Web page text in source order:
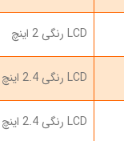
LCD رنگی 2 اینچ
LCD رنگی 2.4 اینچ
LCD رنگی 2.4 اینچ